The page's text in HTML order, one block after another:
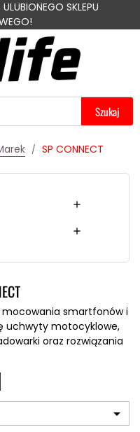
SKLEPU
Szukaj
SP CONNECT


mocowania smartfonów i
uchwyty motocyklowe,
oraz rozwiązania
